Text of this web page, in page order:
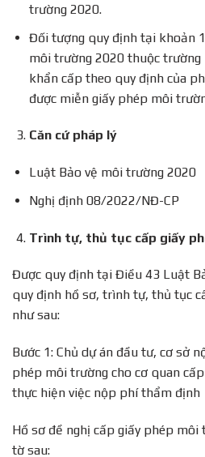
trường 2020.
Đối tượng quy định tại khoản
môi trường 2020 thuộc trường
khẩn cấp theo quy định của
được miễn giấy phép môi
Căn cứ pháp lý
Luật Bảo vệ môi trường 2020
Nghị định 08/2022/NĐ-CP
Trình tự, thủ tục cấp giấy
Được quy định tại Điều 43 Luật
quy định hồ sơ, trình tự, thủ tục
như sau:
Bước 1: Chủ dự án đầu tư, cơ sở
phép môi trường cho cơ quan
thực hiện việc nộp phí thẩm định
Hồ sơ đề nghị cấp giấy phép môi
tờ sau: